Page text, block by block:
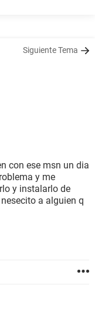
Siguiente Tema
con ese msn un dia
y me
y instalarlo de
a alguien q